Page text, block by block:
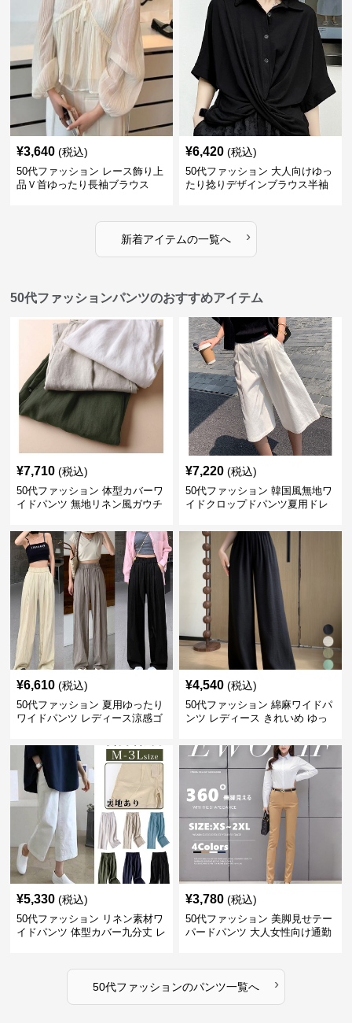
¥3,640 (税込)
50代ファッション レース飾り上
品Ｖ首ゆったり長袖ブラウス
¥6,420 (税込)
50代ファッション 大人向けゆっ
たり捻りデザインブラウス半袖
新着アイテムの一覧へ ›
50代ファッションパンツのおすすめアイテム
¥7,710 (税込)
50代ファッション 体型カバーワ
イドパンツ 無地リネン風ガウチ
¥7,220 (税込)
50代ファッション 韓国風無地ワ
イドクロップドパンツ夏用ドレ
¥6,610 (税込)
50代ファッション 夏用ゆったり
ワイドパンツ レディース涼感ゴ
¥4,540 (税込)
50代ファッション 綿麻ワイドパ
ンツ レディース きれいめ ゆっ
¥5,330 (税込)
50代ファッション リネン素材ワ
イドパンツ 体型カバー九分丈 レ
¥3,780 (税込)
50代ファッション 美脚見せテー
パードパンツ 大人女性向け通勤
50代ファッションのパンツ一覧へ ›